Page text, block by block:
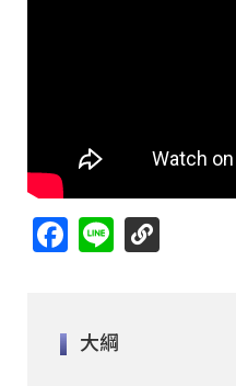
Facebook
Line
大綱